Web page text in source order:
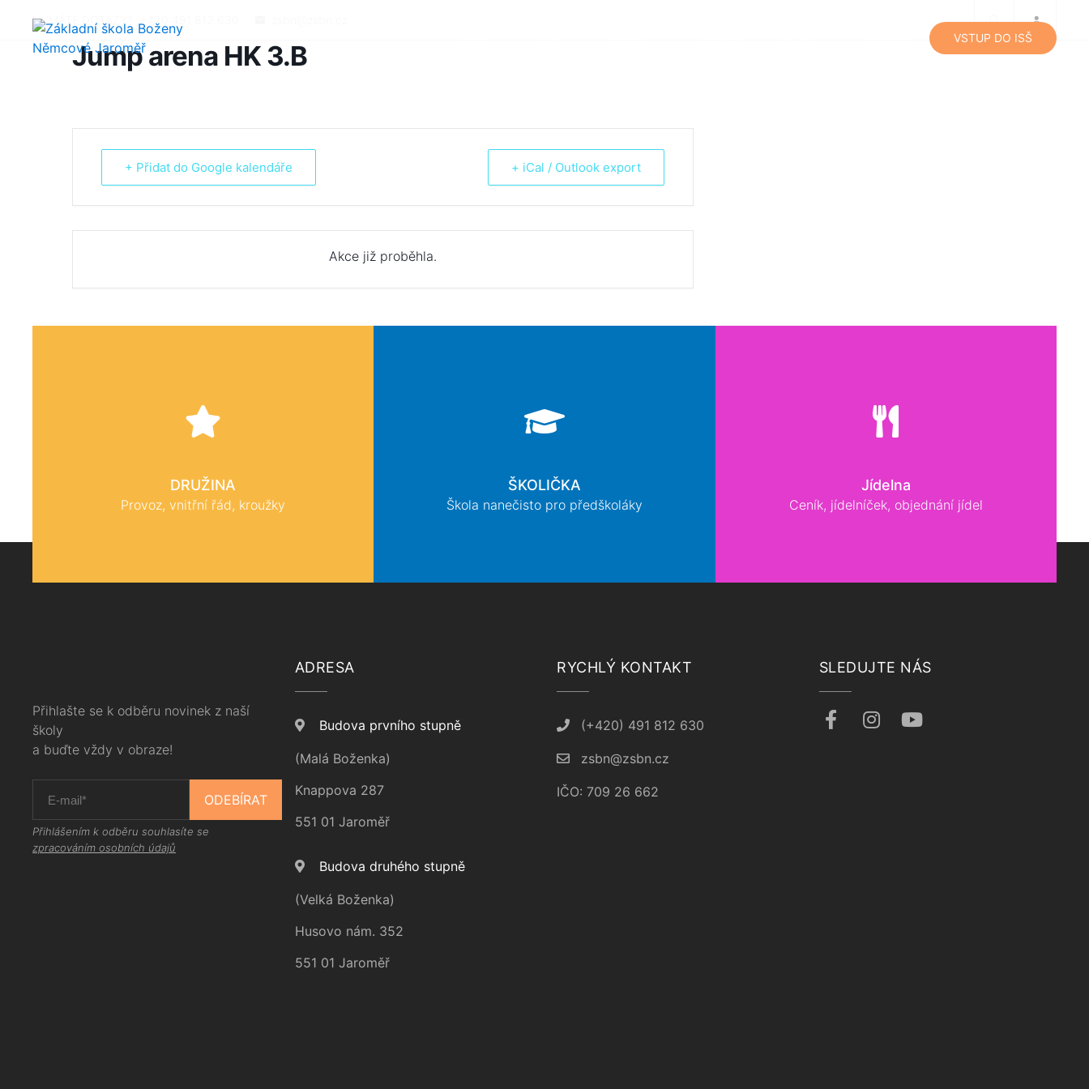
MÁTE DOTAZY? +420 491 812 630
VSTUP DO ISŠ
Jump arena HK 3.B
+ Přidat do Google kalendáře + iCal / Outlook export
Akce již proběhla.
DRUŽINA
Provoz, vnitřní řád, kroužky
ŠKOLIČKA
Škola nanečisto pro předškoláky
Jídelna
Ceník, jídelníček, objednání jídel
Přihlašte se k odběru novinek z naší
školy
a buďte vždy v obraze!
ODEBÍRAT
Přihlášením k odběru souhlasíte se
zpracováním osobních údajů
ADRESA
Budova prvního stupně
(Malá Boženka)
Knappova 287
551 01 Jaroměř
Budova druhého stupně
(Velká Boženka)
Husovo nám. 352
551 01 Jaroměř
RYCHLÝ KONTAKT
(+420) 491 812 630
zsbn@zsbn.cz
IČO: 709 26 662
SLEDUJTE NÁS